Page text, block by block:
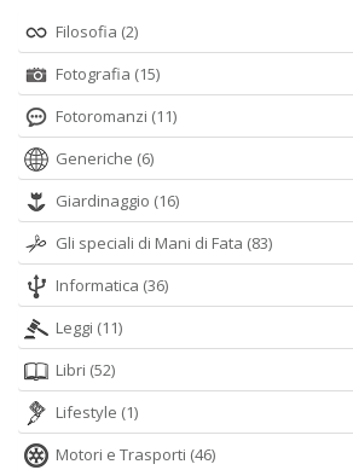
Filosofia (2)
Fotografia (15)
Fotoromanzi (11)
Generiche (6)
Giardinaggio (16)
Gli speciali di Mani di Fata (83)
Informatica (36)
Leggi (11)
Libri (52)
Lifestyle (1)
Motori e Trasporti (46)